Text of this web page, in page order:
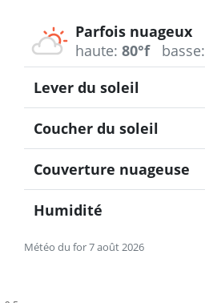
Parfois nuageux
haute: 80°f basse:
Météo du for 7 août 2026
Lever du soleil
Coucher du soleil
Couverture nuageuse
Humidité